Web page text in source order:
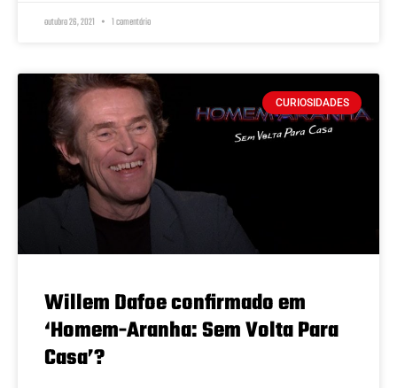
outubro 26, 2021 1 comentário
CURIOSIDADES
Willem Dafoe confirmado em
‘Homem-Aranha: Sem Volta Para
Casa’?